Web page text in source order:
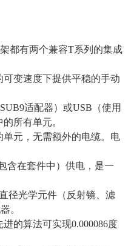
都有两个兼容T系列的集成
变速度下提供平稳的手动
适配器）或USB （使用
所有单元。
元，无需额外的电缆。电
含在套件中）供电，是一
径光学元件（反射镜、滤
。
的算法可实现0.000086度